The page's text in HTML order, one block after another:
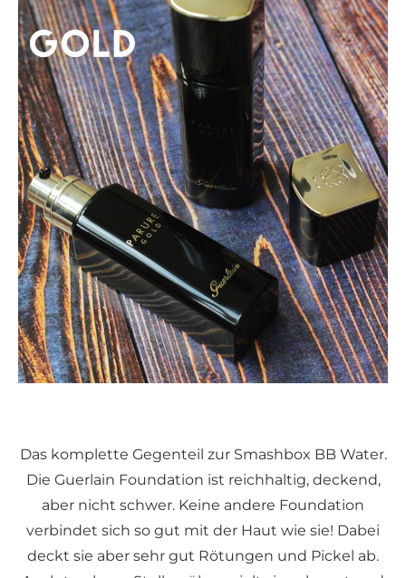
Das komplette Gegenteil zur Smashbox BB Water.
Die Guerlain Foundation ist reichhaltig, deckend,
aber nicht schwer. Keine andere Foundation
verbindet sich so gut mit der Haut wie sie! Dabei
deckt sie aber sehr gut Rötungen und Pickel ab.